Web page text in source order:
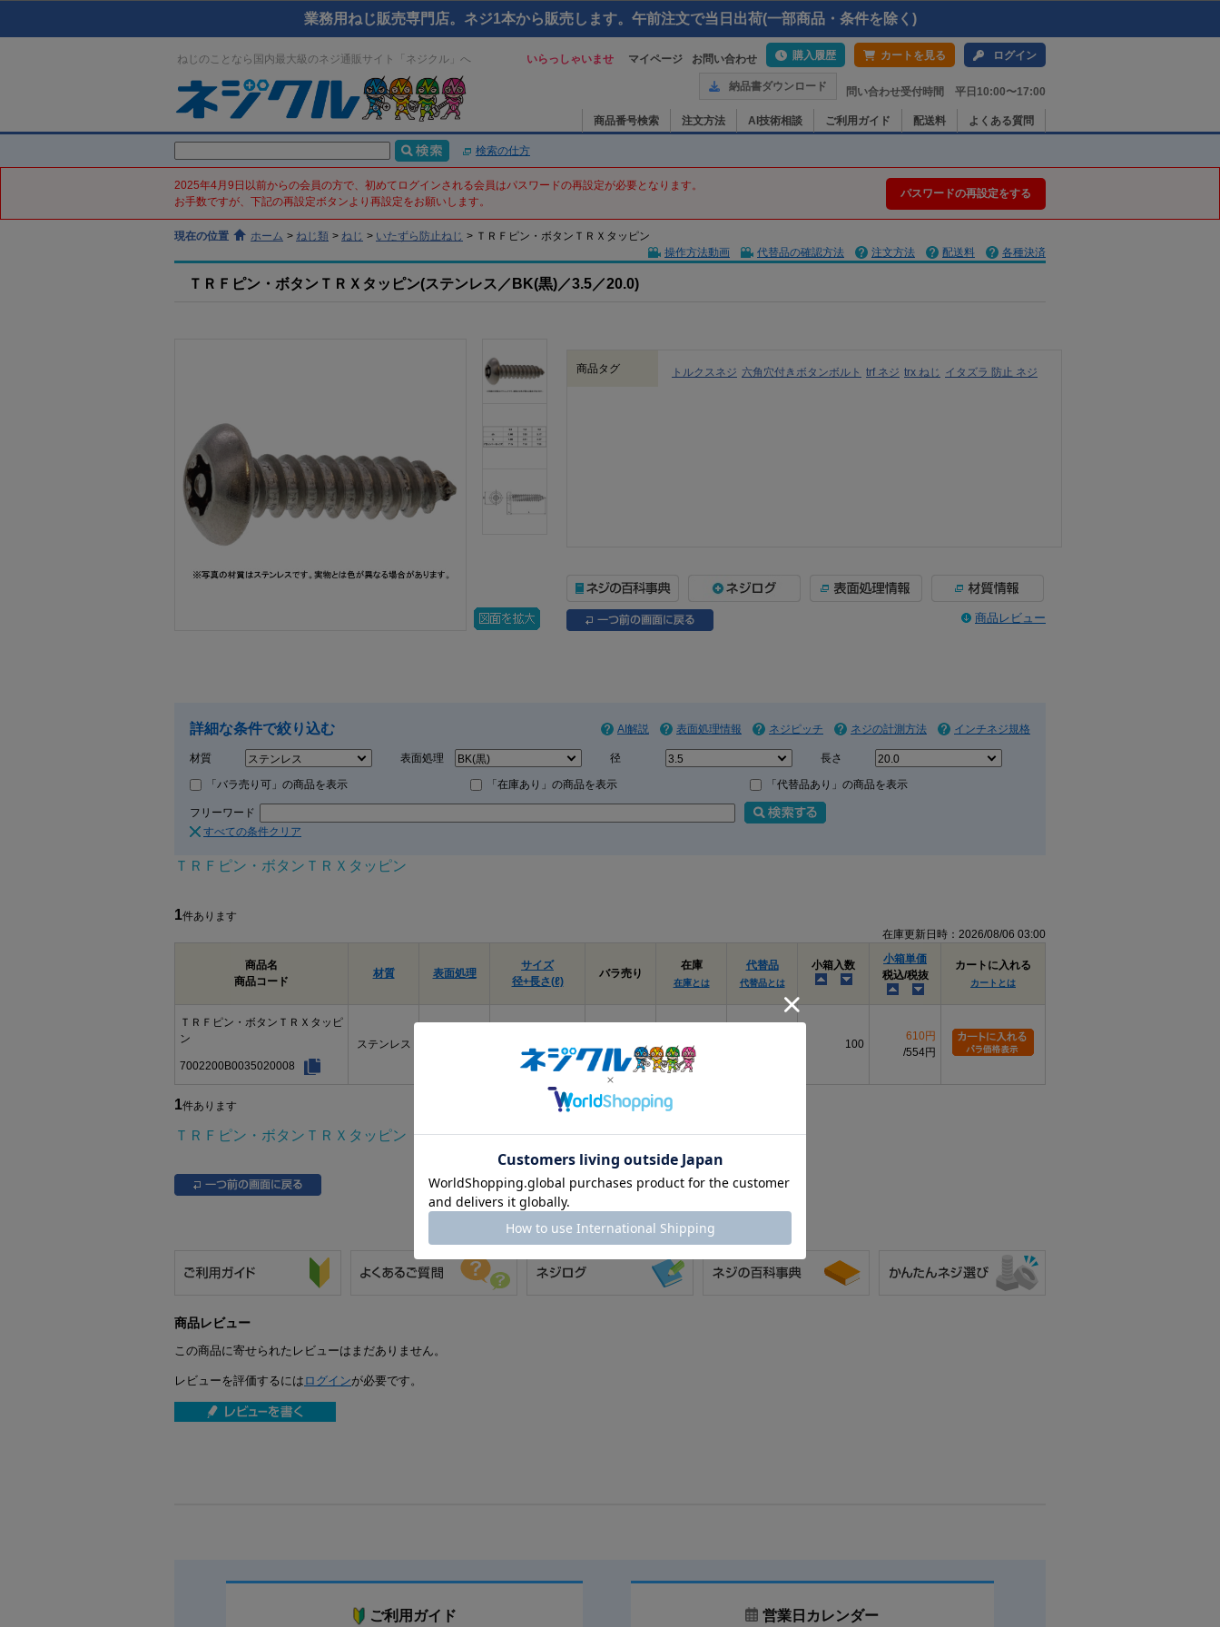
業務用ねじ販売専門店。ネジ1本から販売します。午前注文で当日出荷(一部商品・条件を除く)
ねじのことなら国内最大級のネジ通販サイト「ネジクル」へ いらっしゃいませ マイページ お問い合わせ 購入履歴 カートを見る ログイン
納品書ダウンロード 問い合わせ受付時間 平日10:00〜17:00
商品番号検索 注文方法 AI技術相談 ご利用ガイド 配送料 よくある質問
検索の仕方
2025年4月9日以前からの会員の方で、初めてログインされる会員はパスワードの再設定が必要となります。
お手数ですが、下記の再設定ボタンより再設定をお願いします。
パスワードの再設定をする
現在の位置 ホーム > ねじ類 > ねじ > いたずら防止ねじ > ＴＲＦピン・ボタンＴＲＸタッピン
操作方法動画
代替品の確認方法 注文方法 配送料 各種決済
ＴＲＦピン・ボタンＴＲＸタッピン(ステンレス／BK(黒)／3.5／20.0)
商品タグ トルクスネジ 六角穴付きボタンボルト trf ネジ trx ねじ イタズラ 防止 ネジ
商品レビュー
詳細な条件で絞り込む AI解説 表面処理情報 ネジピッチ ネジの計測方法 インチネジ規格
材質 表面処理 径 長さ
「バラ売り可」の商品を表示 「在庫あり」の商品を表示 「代替品あり」の商品を表示
フリーワード
すべての条件クリア
ＴＲＦピン・ボタンＴＲＸタッピン
1件あります
在庫更新日時：2026/08/06 03:00
商品名
商品コード
材質 表面処理
サイズ
径+長さ(ℓ)
バラ売り
在庫
在庫とは
代替品
代替品とは
小箱入数
小箱単価
税込/税抜
カートに入れる
カートとは
ＴＲＦピン・ボタンＴＲＸタッピ
ン
7002200B0035020008
ステンレス 要確認 100
610円
554円
1件あります
ＴＲＦピン・ボタンＴＲＸタッピン
商品レビュー
この商品に寄せられたレビューはまだありません。
レビューを評価するには ログインが必要です。
ご利用ガイド 営業日カレンダー